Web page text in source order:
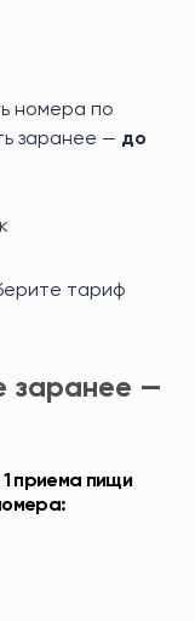
номера по
заранее — до
тариф
заранее —
приема пищи